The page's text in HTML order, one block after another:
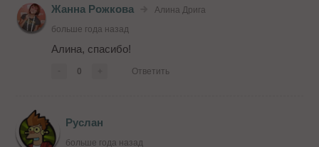
Жанна Рожкова
Алина Дрига
больше года назад
Алина, спасибо!
0 Ответить
Руслан
больше года назад